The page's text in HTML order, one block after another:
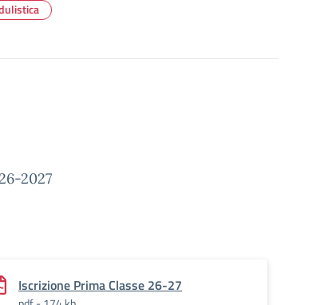
2027
Iscrizione Prima Classe 26-27